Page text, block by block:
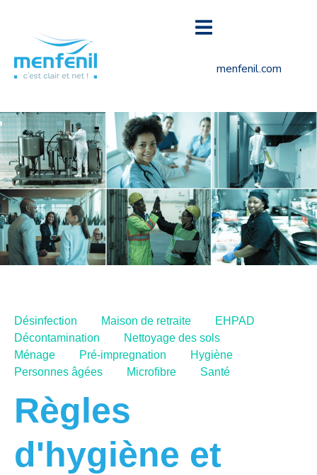
menfenil.com
Désinfection Maison de retraite
EHPAD
Décontamination
Nettoyage des sols
Ménage
Pré-impregnation
Hygiène
Personnes âgées
Microfibre Santé
Règles
d'hygiène et